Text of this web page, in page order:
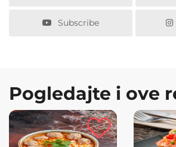
Subscribe
Pogledajte i ove